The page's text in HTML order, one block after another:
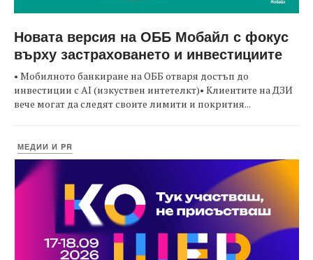
Новата версия на ОББ Мобайл с фокус
върху застраховането и инвестициите
• Мобилното банкиране на ОББ отваря достъп до
инвестиции с AI (изкуствен интетелкт)• Клиентите на ДЗИ
вече могат да следят своите лимити и покрития...
МЕДИИ И PR